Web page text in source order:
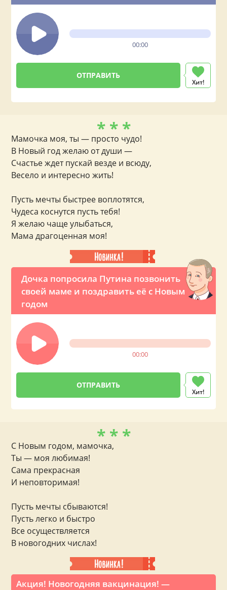
00:00
Хит!
Дочка попросила Путина позвонить
своей маме и поздравить её с Новым
годом
00:00
Хит!
* * *
Мамочка моя, ты — просто чудо!
В Новый год желаю от души —
Счастье ждет пускай везде и всюду,
Весело и интересно жить!
Пусть мечты быстрее воплотятся,
Чудеса коснутся пусть тебя!
Я желаю чаще улыбаться,
Мама драгоценная моя!
Акция! Новогодняя вакцинация! —
* * *
С Новым годом, мамочка,
Ты — моя любимая!
Сама прекрасная
И неповторимая!
Пусть мечты сбываются!
Пусть легко и быстро
Все осуществляется
В новогодних числах!